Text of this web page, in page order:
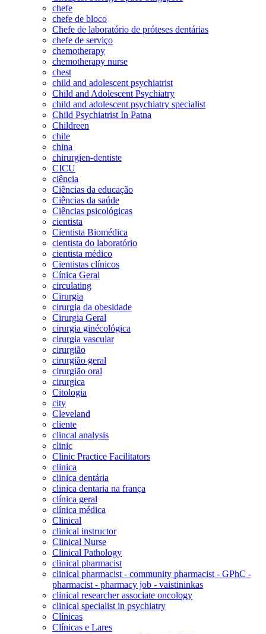
chefe
chefe de bloco
Chefe de laboratório de próteses dentárias
chefe de serviço
chemotherapy
chemotherapy nurse
chest
child and adolescent psychiatrist
Child and Adolescent Psychiatry
child and adolescent psychiatry specialist
Child Psychiatrist In Patna
Childreen
chile
china
chirurgien-dentiste
CICU
ciência
Ciências da educação
Ciências da saúde
Ciências psicológicas
cientista
Cientista Biomédica
cientista do laboratório
cientista médico
Cientistas clínicos
Cínica Geral
circulating
Cirurgia
cirurgia da obesidade
Cirurgia Geral
cirurgia ginécológica
cirurgia vascular
cirurgião
cirurgião geral
cirurgião oral
cirurgica
Citologia
city
Cleveland
cliente
clincal analysis
clinic
Clinic Practice Facilitators
clinica
clinica dentária
clinica dentaria na frança
clínica geral
clínica médica
Clinical
clinical instructor
Clinical Nurse
Clinical Pathology
clinical pharmacist
clinical pharmacist - community pharmacist - GPhC -
pharmacist - pharmacy job - vaistininkas
clinical researcher associate oncology
clinical specialist in psychiatry
Clínicas
Clínicas e Lares